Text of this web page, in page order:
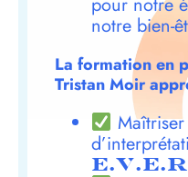
pour notre
notre bien-
La formation en
Tristan Moir
E.V.E.R